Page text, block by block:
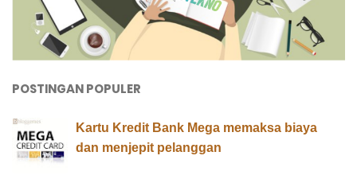
POSTINGAN POPULER
Kartu Kredit Bank Mega memaksa biaya
dan menjepit pelanggan